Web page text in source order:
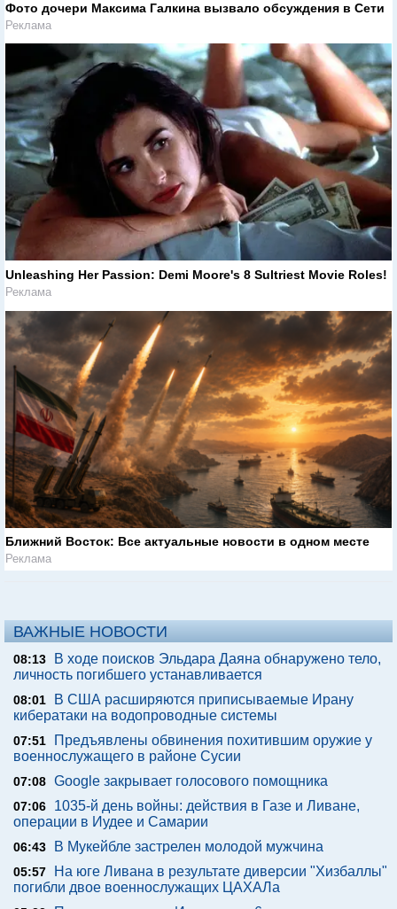
Фото дочери Максима Галкина вызвало обсуждения в Сети
Реклама
Unleashing Her Passion: Demi Moore's 8 Sultriest Movie Roles!
Реклама
Ближний Восток: Все актуальные новости в одном месте
Реклама
ВАЖНЫЕ НОВОСТИ
08:13
В ходе поисков Эльдара Даяна обнаружено тело,
личность погибшего устанавливается
08:01
В США расширяются приписываемые Ирану
кибератаки на водопроводные системы
07:51
Предъявлены обвинения похитившим оружие у
военнослужащего в районе Сусии
07:08 Google закрывает голосового помощника
07:06
1035-й день войны: действия в Газе и Ливане,
операции в Иудее и Самарии
06:43 В Мукейбле застрелен молодой мужчина
05:57
На юге Ливана в результате диверсии "Хизбаллы"
погибли двое военнослужащих ЦАХАЛа